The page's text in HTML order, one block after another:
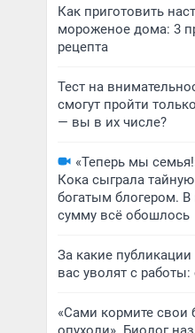
Как приготовить
мороженое дома: 3
рецепта
Тест на
смогут пройти
— вы в их числе?
«Теперь мы
Кока сыграла
богатым блогером. В
сумму всё обошлось
За какие публикации
вас уволят с работы:
«Сами кормите свои